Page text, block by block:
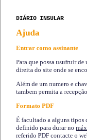
DIÁRIO INSULAR
Ajuda
Entrar como assinante
Para que possa usufruir
direita do site onde se
Além de um numero e
tambem permita a
Formato PDF
É facultado a alguns tipos
definido para durar no
referido PDF contacte o